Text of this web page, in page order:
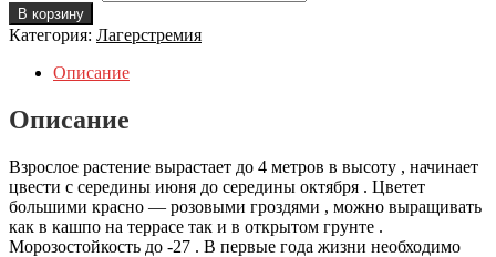
В корзину
Категория: Лагерстремия
Описание
Описание
Взрослое растение вырастает до 4 метров в высоту , начинает
цвести с середины июня до середины октября . Цветет
большими красно — розовыми гроздями , можно выращивать
как в кашпо на террасе так и в открытом грунте .
Морозостойкость до -27 . В первые года жизни необходимо